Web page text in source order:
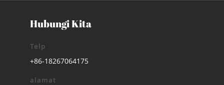
Hubungi Kita
Telp
+86-18267064175
alamat